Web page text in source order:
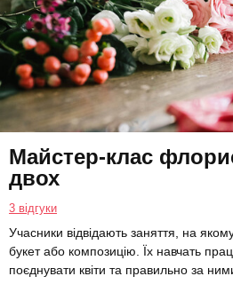
Майстер-клас
двох
3 відгуки
Учасники відвідають заняття, на
букет або композицію. Їх навчать
поєднувати квіти та правильно за